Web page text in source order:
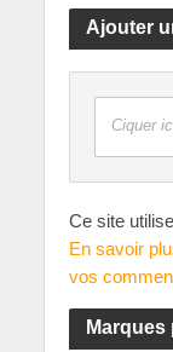
Ajouter
Ciquer
Ce site
En savoir
vos
Marques